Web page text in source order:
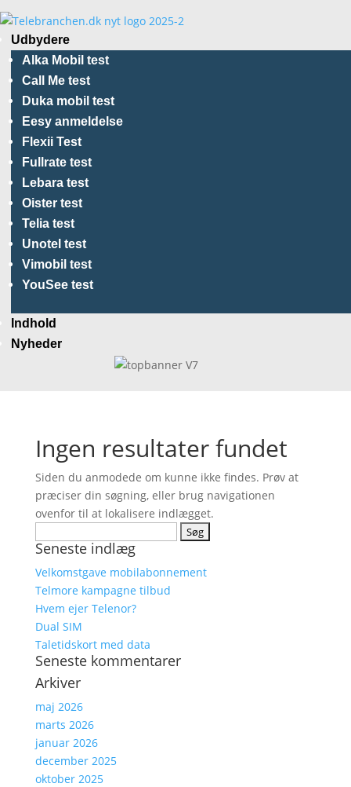
Udbydere
Alka Mobil test
Call Me test
Duka mobil test
Eesy anmeldelse
Flexii Test
Fullrate test
Lebara test
Oister test
Telia test
Unotel test
Vimobil test
YouSee test
Indhold
Nyheder
Ingen resultater fundet
Siden du anmodede om kunne ikke findes. Prøv at
præciser din søgning, eller brug navigationen
ovenfor til at lokalisere indlægget.
efter:
Seneste indlæg
Velkomstgave mobilabonnement
Telmore kampagne tilbud
Hvem ejer Telenor?
Dual SIM
Taletidskort med data
Seneste kommentarer
Arkiver
maj 2026
marts 2026
januar 2026
december 2025
oktober 2025